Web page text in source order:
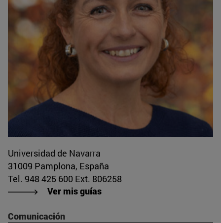
Universidad de Navarra
31009 Pamplona, España
Tel. 948 425 600 Ext. 806258
Ver mis guías
Comunicación